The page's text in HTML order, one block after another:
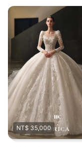
NT$ 35,000